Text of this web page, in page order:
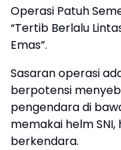
Operasi Patuh
“Tertib Berlalu
Emas”.
Sasaran operasi
berpotensi
pengendara di
memakai helm
berkendara.